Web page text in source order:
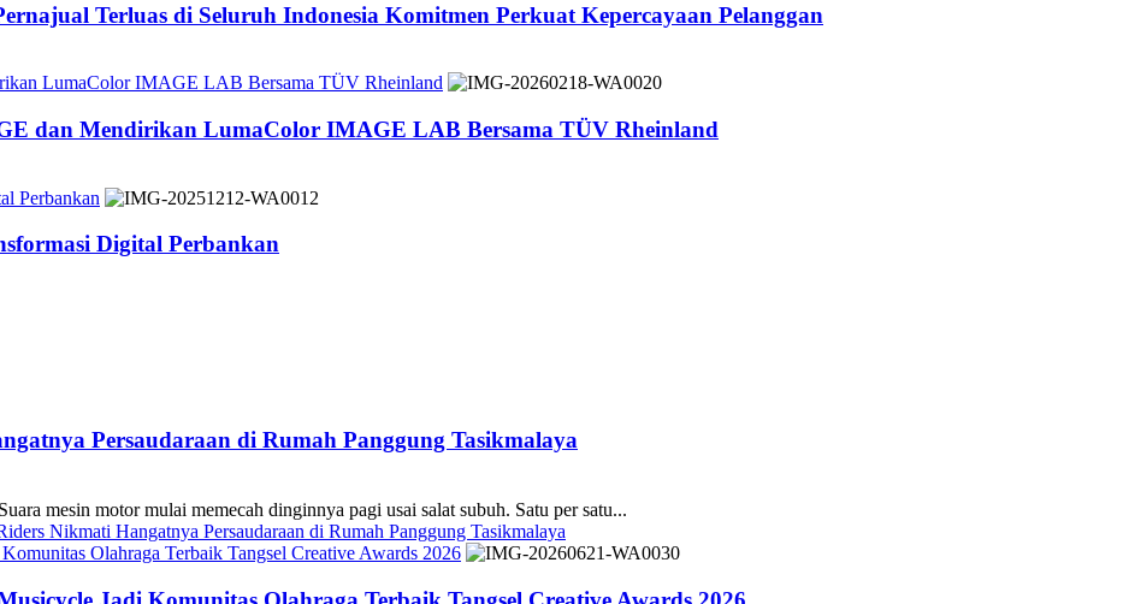
Terluas di Seluruh Indonesia Komitmen Perkuat Kepercayaan Pelanggan
LumaColor IMAGE LAB Bersama TÜV Rheinland
dan Mendirikan LumaColor IMAGE LAB Bersama TÜV Rheinland
Perbankan
Digital Perbankan
Persaudaraan di Rumah Panggung Tasikmalaya
motor mulai memecah dinginnya pagi usai salat subuh. Satu per satu...
Nikmati Hangatnya Persaudaraan di Rumah Panggung Tasikmalaya
Olahraga Terbaik Tangsel Creative Awards 2026